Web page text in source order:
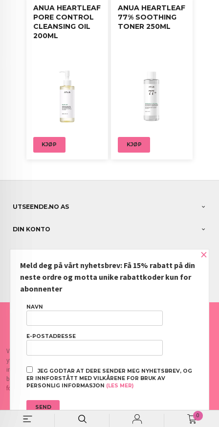
0
ANUA HEARTLEAF
PORE CONTROL
CLEANSING OIL
200ML
KJØP
ANUA HEARTLEAF
77% SOOTHING
TONER 250ML
KJØP
UTSEENDE.NO AS
DIN KONTO
NYHETSBREV
PARTNERE
FRAKT KJØPSBETINGELSER SIKKERHET OG PERSONVERN
Vår nettbutikk bruker cookies slik at du får en bedre kjøpsopplevelse og vi kan
yte deg bedre service. Vi bruker cookies hovedsaklig til å lagre
innloggingsdetaljer og huske hva du har puttet i handlekurven din. Fortsett å
bruke siden som normalt om du godtar dette.Les merellerendre innstillinger
for cookies.
×
Meld deg på vårt nyhetsbrev: Få 15% rabatt på din
neste ordre og motta unike rabattkoder kun for
abonnenter
NAVN
E-POSTADRESSE
JEG GODTAR AT DERE SENDER MEG NYHETSBREV, OG
ER INNFORSTÅTT MED VILKÅRENE FOR BRUK AV
PERSONLIG INFORMASJON (LES MER)